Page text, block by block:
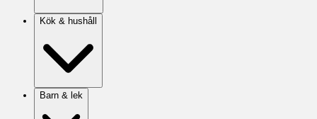
Kök & hushåll
Barn & lek